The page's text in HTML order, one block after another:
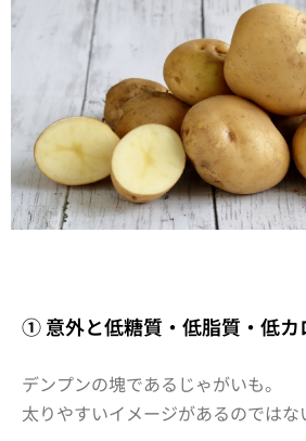
① 意外と低糖質・低脂質・低カ
デンプンの塊であるじゃがいも。
太りやすいイメージがあるのではな